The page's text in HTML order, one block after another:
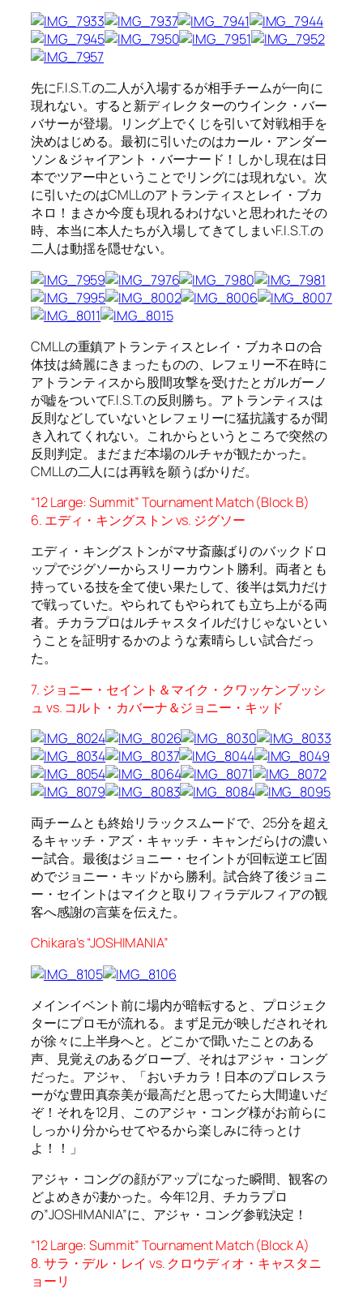
先にF.I.S.T.の二人が入場するが相手チームが一向に
現れない。すると新ディレクターのウインク・バー
バサーが登場。リング上でくじを引いて対戦相手を
決めはじめる。最初に引いたのはカール・アンダー
ソン＆ジャイアント・バーナード！しかし現在は日
本でツアー中ということでリングには現れない。次
に引いたのはCMLLのアトランティスとレイ・ブカ
ネロ！まさか今度も現れるわけないと思われたその
時、本当に本人たちが入場してきてしまいF.I.S.T.の
二人は動揺を隠せない。
CMLLの重鎮アトランティスとレイ・ブカネロの合
体技は綺麗にきまったものの、レフェリー不在時に
アトランティスから股間攻撃を受けたとガルガーノ
が嘘をついてF.I.S.T.の反則勝ち。アトランティスは
反則などしていないとレフェリーに猛抗議するが聞
き入れてくれない。これからというところで突然の
反則判定。まだまだ本場のルチャが観たかった。
CMLLの二人には再戦を願うばかりだ。
“12 Large: Summit” Tournament Match (Block B)
6. エディ・キングストン vs. ジグソー
エディ・キングストンがマサ斎藤ばりのバックドロ
ップでジグソーからスリーカウント勝利。両者とも
持っている技を全て使い果たして、後半は気力だけ
で戦っていた。やられてもやられても立ち上がる両
者。チカラプロはルチャスタイルだけじゃないとい
うことを証明するかのような素晴らしい試合だっ
た。
7. ジョニー・セイント＆マイク・クワッケンブッシ
ュ vs. コルト・カバーナ＆ジョニー・キッド
両チームとも終始リラックスムードで、25分を超え
るキャッチ・アズ・キャッチ・キャンだらけの濃い
ー試合。最後はジョニー・セイントが回転逆エビ固
めでジョニー・キッドから勝利。試合終了後ジョニ
ー・セイントはマイクと取りフィラデルフィアの観
客へ感謝の言葉を伝えた。
Chikara’s “JOSHIMANIA”
メインイベント前に場内が暗転すると、プロジェク
ターにプロモが流れる。まず足元が映しだされそれ
が徐々に上半身へと。どこかで聞いたことのある
声、見覚えのあるグローブ、それはアジャ・コング
だった。アジャ、「おいチカラ！日本のプロレスラ
ーがな豊田真奈美が最高だと思ってたら大間違いだ
ぞ！それを12月、このアジャ・コング様がお前らに
しっかり分からせてやるから楽しみに待っとけ
よ！！」
アジャ・コングの顔がアップになった瞬間、観客の
どよめきが凄かった。今年12月、チカラプロ
の”JOSHIMANIA”に、アジャ・コング参戦決定！
“12 Large: Summit” Tournament Match (Block A)
8. サラ・デル・レイ vs. クロウディオ・キャスタニ
ョーリ